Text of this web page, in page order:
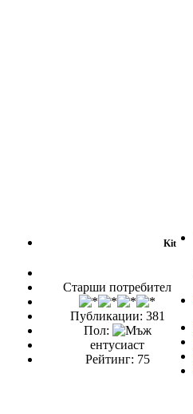
Kit
Старши потребител
Публикации: 381
Пол:
ентусиаст
Рейтинг: 75